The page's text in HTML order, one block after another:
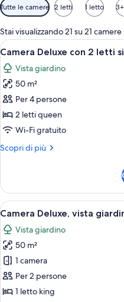
Filtri
disponibili
per
le
camere
Tutte le camere 2 letti 1 letto
Stai visualizzando 21 su 21 camere
Apri
tutte
le
foto
per
Camera
Deluxe
2
(Garden
Access)
8
Camera Deluxe con 2 letti
Vista giardino
50 m²
Per 4 persone
2 letti queen
Wi-Fi gratuito
Scopri di più
Altri
Deluxe
con
2
letti
singoli
(Garden
Access)
Apri
tutte
le
foto
per
Camera
Deluxe,
9
Camera Deluxe, vista
Vista giardino
50 m²
1 camera
Per 2 persone
1 letto king